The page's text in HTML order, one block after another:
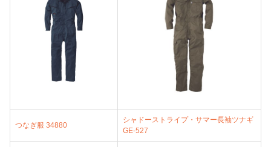
つなぎ服 34880
シャドーストライプ・サマー長袖ツナギ
GE-527